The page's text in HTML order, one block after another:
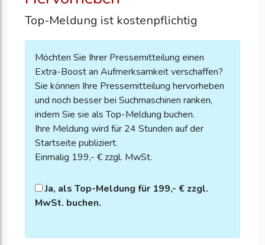
Top-Meldung ist kostenpflichtig
Möchten Sie Ihrer Pressemitteilung einen
Extra-Boost an Aufmerksamkeit verschaffen?
Sie können Ihre Pressemitteilung hervorheben
und noch besser bei Suchmaschinen ranken,
indem Sie sie als Top-Meldung buchen.
Ihre Meldung wird für 24 Stunden auf der
Startseite publiziert.
Einmalig 199,- € zzgl. MwSt.
Ja, als Top-Meldung für 199,- € zzgl.
MwSt. buchen.